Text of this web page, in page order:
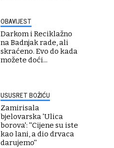
OBAVIJEST
Darkom i Reciklažno
na Badnjak rade, ali
skraćeno. Evo do kada
možete doći...
USUSRET BOŽIĆU
Zamirisala
bjelovarska 'Ulica
borova': ''Cijene su iste
kao lani, a dio drvaca
darujemo''